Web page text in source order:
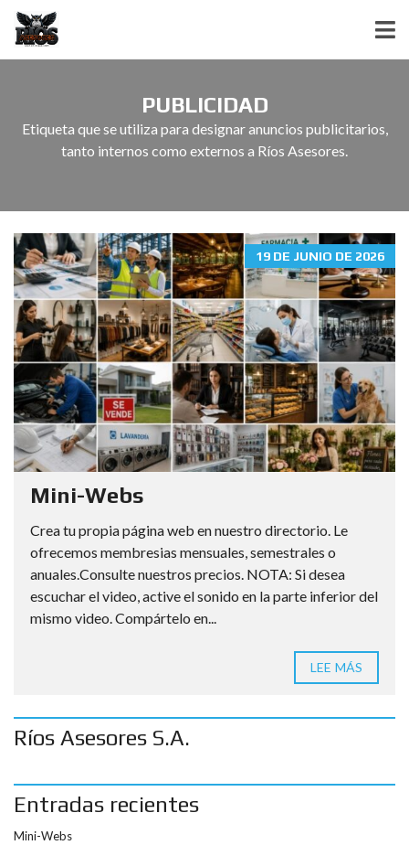
PUBLICIDAD
Etiqueta que se utiliza para designar anuncios publicitarios,
tanto internos como externos a Ríos Asesores.
19 DE JUNIO DE 2026
Mini-Webs
Crea tu propia página web en nuestro directorio. Le
ofrecemos membresias mensuales, semestrales o
anuales.Consulte nuestros precios. NOTA: Si desea
escuchar el video, active el sonido en la parte inferior del
mismo video. Compártelo en...
LEE MÁS
Ríos Asesores S.A.
Entradas recientes
Mini-Webs